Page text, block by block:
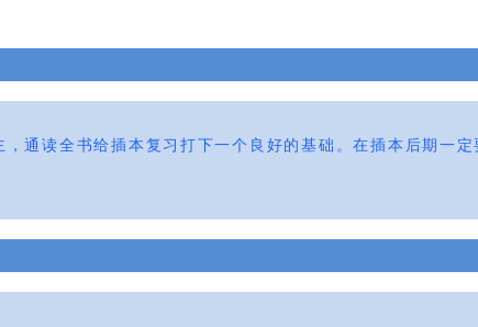
通读全书给插本复习打下一个良好的基础。在插本后期一